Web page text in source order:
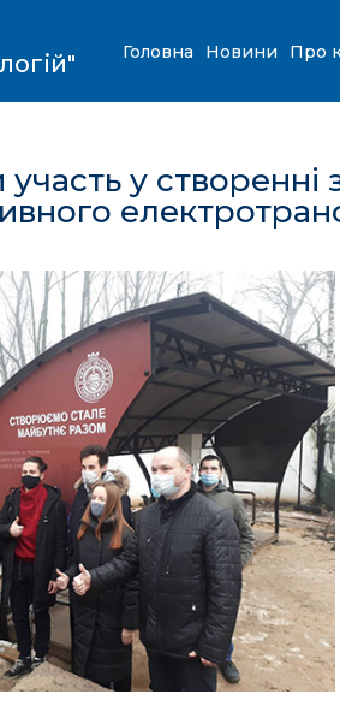
Головна Новини Про
у створенні